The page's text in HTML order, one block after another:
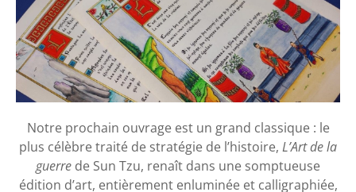
Notre prochain ouvrage est un grand classique : le
plus célèbre traité de stratégie de l’histoire, L’Art de la
guerre de Sun Tzu, renaît dans une somptueuse
édition d’art, entièrement enluminée et calligraphiée,